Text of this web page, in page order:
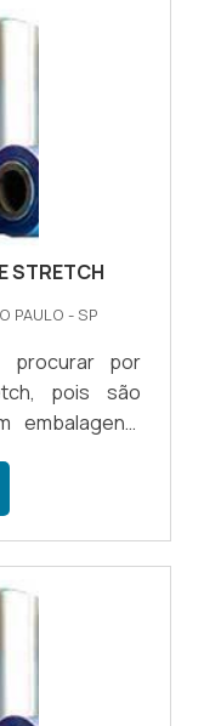
para fazer a
de produtos,
de forma
STRETCH
PAULO - SP
procurar por
pois são
embalagens,
de
investindo
além de
com a
a eficiência
DE
diversas